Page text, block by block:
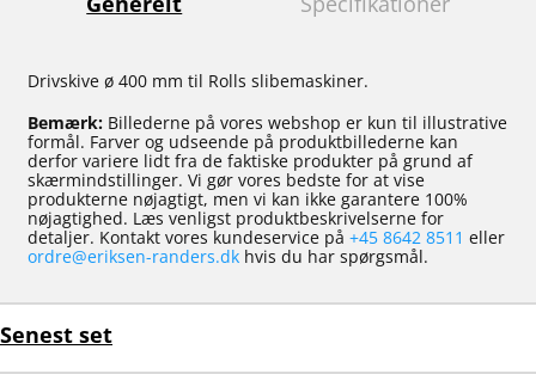
Drivskive ø 400 mm til Rolls slibemaskiner.
Bemærk: Billederne på vores webshop er kun til illustrative
formål. Farver og udseende på produktbillederne kan
derfor variere lidt fra de faktiske produkter på grund af
skærmindstillinger. Vi gør vores bedste for at vise
produkterne nøjagtigt, men vi kan ikke garantere 100%
nøjagtighed. Læs venligst produktbeskrivelserne for
detaljer. Kontakt vores kundeservice på +45 8642 8511 eller
ordre@eriksen-randers.dk hvis du har spørgsmål.
Senest set